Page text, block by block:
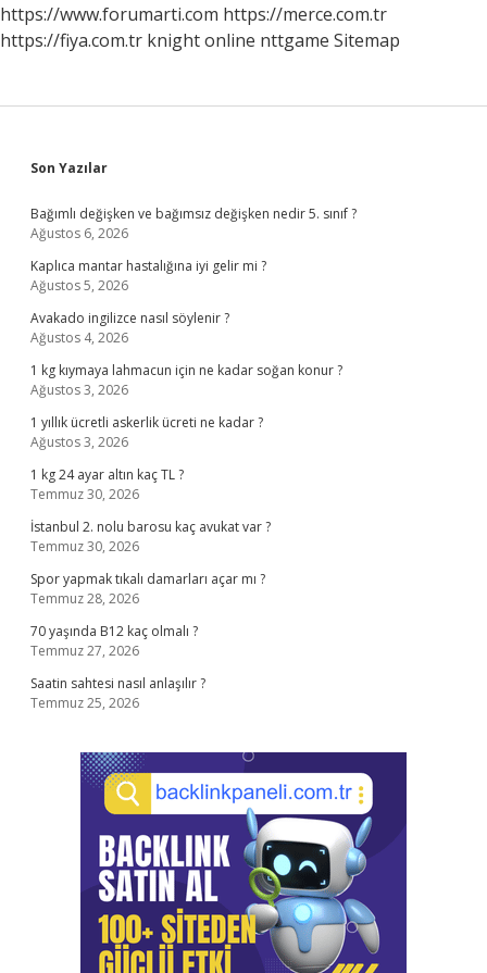
https://www.forumarti.com https://merce.com.tr
https://fiya.com.tr knight online nttgame Sitemap
Sidebar
Son Yazılar
Bağımlı değişken ve bağımsız değişken nedir 5. sınıf ?
Ağustos 6, 2026
Kaplıca mantar hastalığına iyi gelir mi ?
Ağustos 5, 2026
Avakado ingilizce nasıl söylenir ?
Ağustos 4, 2026
1 kg kıymaya lahmacun için ne kadar soğan konur ?
Ağustos 3, 2026
1 yıllık ücretli askerlik ücreti ne kadar ?
Ağustos 3, 2026
1 kg 24 ayar altın kaç TL ?
Temmuz 30, 2026
İstanbul 2. nolu barosu kaç avukat var ?
Temmuz 30, 2026
Spor yapmak tıkalı damarları açar mı ?
Temmuz 28, 2026
70 yaşında B12 kaç olmalı ?
Temmuz 27, 2026
Saatin sahtesi nasıl anlaşılır ?
Temmuz 25, 2026